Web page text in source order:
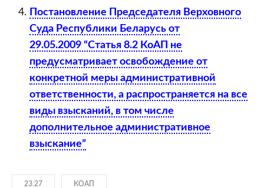
Постановление Председателя Верховного
Суда Республики Беларусь от
29.05.2009 “Статья 8.2 КоАП не
предусматривает освобождение от
конкретной меры административной
ответственности, а распространяется на все
виды взысканий, в том числе
дополнительное административное
взыскание”
23.27 КОАП